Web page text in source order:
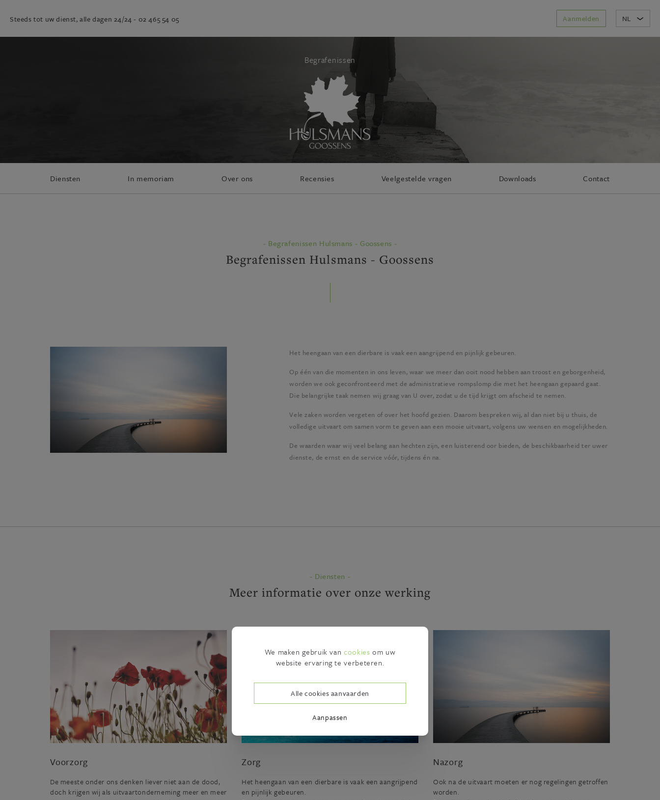
Steeds tot uw dienst, alle dagen 24/24 - 02 465 54 05 Aanmelden NL
Begrafenissen
Diensten In memoriam Over ons Recensies Veelgestelde vragen Downloads Contact
- Begrafenissen Hulsmans - Goossens -
Begrafenissen Hulsmans - Goossens
Het heengaan van een dierbare is vaak een aangrijpend en pijnlijk gebeuren.
Op één van die momenten in ons leven, waar we meer dan ooit nood hebben aan troost en geborgenheid,
worden we ook geconfronteerd met de administratieve rompslomp die met het heengaan gepaard gaat.
Die belangrijke taak nemen wij graag van U over, zodat u de tijd krijgt om afscheid te nemen.
Vele zaken worden vergeten of over het hoofd gezien. Daarom bespreken wij, al dan niet bij u thuis, de
volledige uitvaart om samen vorm te geven aan een mooie uitvaart, volgens uw wensen en mogelijkheden.
De waarden waar wij veel belang aan hechten zijn, een luisterend oor bieden, de beschikbaarheid ter uwer
dienste, de ernst en de service vóór, tijdens én na.
- Diensten -
Meer informatie over onze werking
Voorzorg
De meeste onder ons denken liever niet aan de dood,
doch krijgen wij als uitvaartonderneming meer en meer
Zorg
Het heengaan van een dierbare is vaak een aangrijpend
en pijnlijk gebeuren.
Nazorg
Ook na de uitvaart moeten er nog regelingen getroffen
worden.
We maken gebruik vancookies om uw
website ervaring te verbeteren.
Alle cookies aanvaarden
Aanpassen